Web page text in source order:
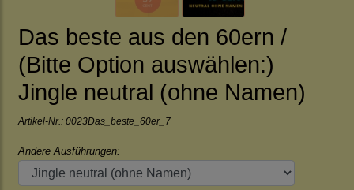
Das beste aus den 60ern /
(Bitte Option auswählen:)
Jingle neutral (ohne Namen)
Artikel-Nr.: 0023Das_beste_60er_7
Andere Ausführungen: